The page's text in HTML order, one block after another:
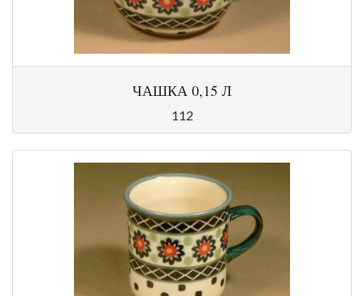
ЧАШКА 0,15 Л
112